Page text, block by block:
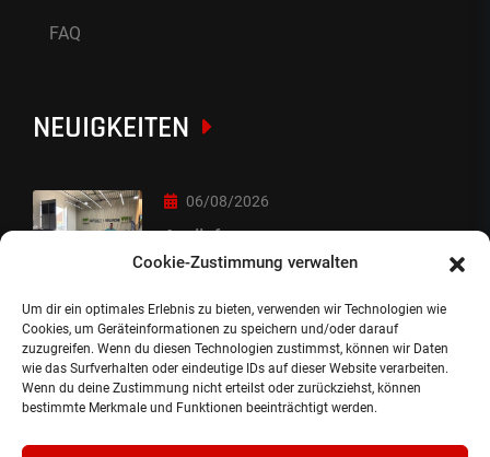
Cookie-Zustimmung verwalten
Um dir ein optimales Erlebnis zu bieten, verwenden wir Technologien wie
Cookies, um Geräteinformationen zu speichern und/oder darauf
zuzugreifen. Wenn du diesen Technologien zustimmst, können wir Daten
wie das Surfverhalten oder eindeutige IDs auf dieser Website verarbeiten.
Wenn du deine Zustimmung nicht erteilst oder zurückziehst, können
bestimmte Merkmale und Funktionen beeinträchtigt werden.
FAQ
NEUIGKEITEN
06/08/2026
Auslieferung
05/08/2026
Auslieferung :-)